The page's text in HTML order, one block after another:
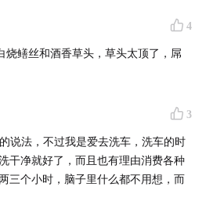
4
烧鳝丝和酒香草头，草头太顶了，屌
3
说法，不过我是爱去洗车，洗车的时
干净就好了，而且也有理由消费各种
三个小时，脑子里什么都不用想，而